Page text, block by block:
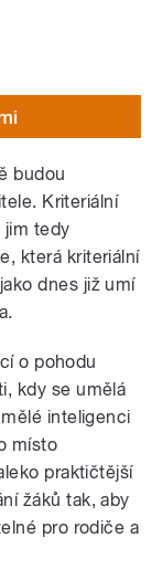
budou
Kriteriální
jim tedy
která kriteriální
dnes již umí
o pohodu
kdy se umělá
inteligenci
místo
praktičtější
žáků tak, aby
pro rodiče a